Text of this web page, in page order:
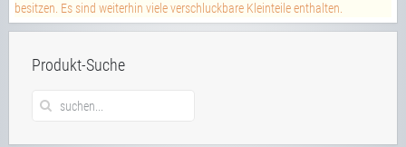
besitzen. Es sind weiterhin viele verschluckbare Kleinteile enthalten.
Produkt-Suche